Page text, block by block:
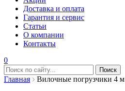
Доставка и оплата
Гарантия и сервис
Статьи
О компании
Контакты
0
Главная
Вилочные погрузчики 4 м